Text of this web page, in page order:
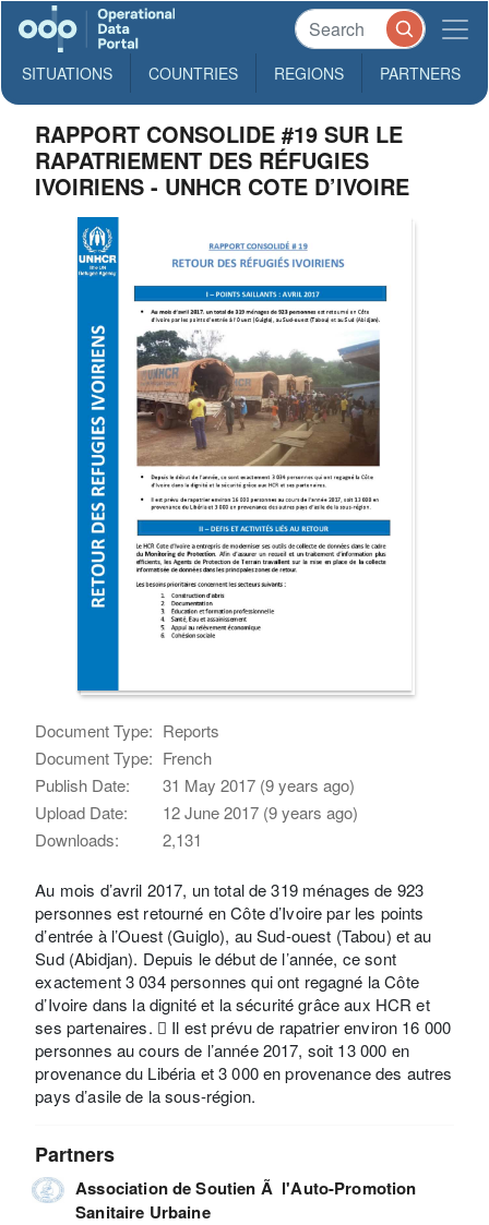
SITUATIONS COUNTRIES REGIONS PARTNERS
RAPPORT CONSOLIDE #19 SUR LE
RAPATRIEMENT DES RÉFUGIES
IVOIRIENS - UNHCR COTE D’IVOIRE
Document Type: Reports
Document Type: French
Publish Date:
31 May 2017 (9 years ago)
Upload Date:
12 June 2017 (9 years ago)
Downloads:
2,131
Au mois d’avril 2017, un total de 319 ménages de 923
personnes est retourné en Côte d’Ivoire par les points
d’entrée à l’Ouest (Guiglo), au Sud-ouest (Tabou) et au
Sud (Abidjan). Depuis le début de l’année, ce sont
exactement 3 034 personnes qui ont regagné la Côte
d’Ivoire dans la dignité et la sécurité grâce aux HCR et
ses partenaires.  Il est prévu de rapatrier environ 16 000
personnes au cours de l’année 2017, soit 13 000 en
provenance du Libéria et 3 000 en provenance des autres
pays d’asile de la sous-région.
Partners
Association de Soutien Ã l'Auto-Promotion
Sanitaire Urbaine